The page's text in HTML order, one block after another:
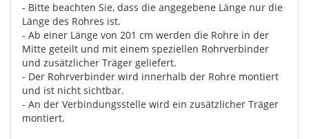
- Bitte beachten Sie, dass die angegebene Länge nur die
Länge des Rohres ist.
- Ab einer Länge von 201 cm werden die Rohre in der
Mitte geteilt und mit einem speziellen Rohrverbinder
und zusätzlicher Träger geliefert.
- Der Rohrverbinder wird innerhalb der Rohre montiert
und ist nicht sichtbar.
- An der Verbindungsstelle wird ein zusätzlicher Träger
montiert.